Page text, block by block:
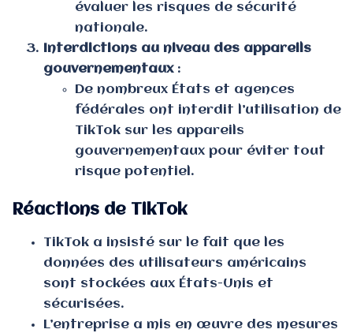
évaluer les risques de sécurité
nationale.
Interdictions au niveau des appareils
gouvernementaux:
De nombreux États et agences
fédérales ont interdit l’utilisation de
TikTok sur les appareils
gouvernementaux pour éviter tout
risque potentiel.
Réactions de TikTok
TikTok a insisté sur le fait que les
données des utilisateurs américains
sont stockées aux États-Unis et
sécurisées.
L’entreprise a mis en œuvre des mesures